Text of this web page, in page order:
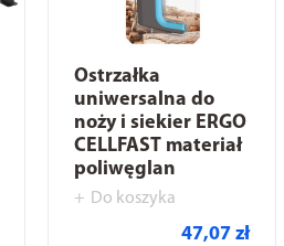
Ostrzałka
uniwersalna do
noży i siekier ERGO
CELLFAST materiał
poliwęglan
Do koszyka
47,07 zł